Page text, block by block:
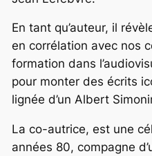
En tant qu’auteur, il
en corrélation avec nos
formation dans
pour monter des écrits
lignée d’un Albert
La co-autrice, est une
années 80, compagne